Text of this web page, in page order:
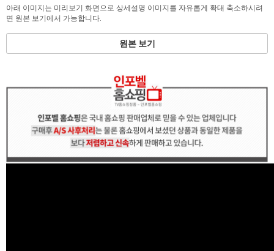
아래 이미지는 미리보기 화면으로 상세설명 이미지를 자유롭게 확대 축소하시려
면 원본 보기에서 가능합니다.
원본 보기